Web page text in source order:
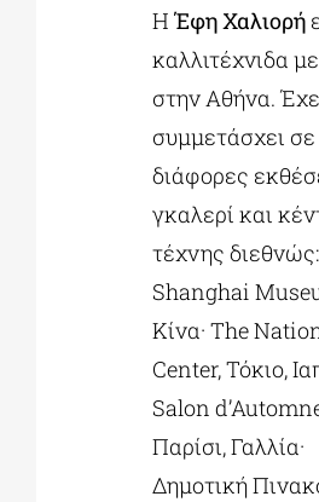
Η Έφη Χαλιορή
καλλιτέχνιδα
στην Αθήνα.
συμμετάσχει σε
διάφορες
γκαλερί και
τέχνης διεθνώς:
Shanghai
Κίνα· The
Center, Τόκιο,
Salon
Παρίσι, Γαλλία·
Δημοτική